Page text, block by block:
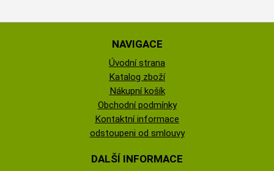
NAVIGACE
Úvodní strana
Katalog zboží
Nákupní košík
Obchodní podmínky
Kontaktní informace
odstoupeni od smlouvy
DALŠÍ INFORMACE